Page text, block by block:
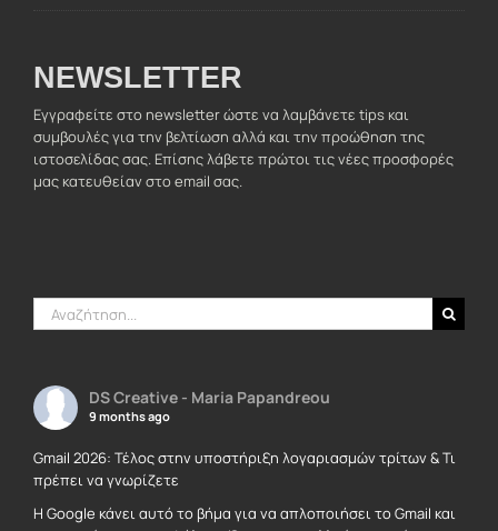
NEWSLETTER
Εγγραφείτε στο newsletter ώστε να λαμβάνετε tips και
συμβουλές για την βελτίωση αλλά και την προώθηση της
ιστοσελίδας σας. Επίσης λάβετε πρώτοι τις νέες προσφορές
μας κατευθείαν στο email σας.
Αναζήτηση
για:
DS Creative - Maria Papandreou
9 months ago
Gmail 2026: Τέλος στην υποστήριξη λογαριασμών τρίτων & Τι
πρέπει να γνωρίζετε
Η Google κάνει αυτό το βήμα για να απλοποιήσει το Gmail και